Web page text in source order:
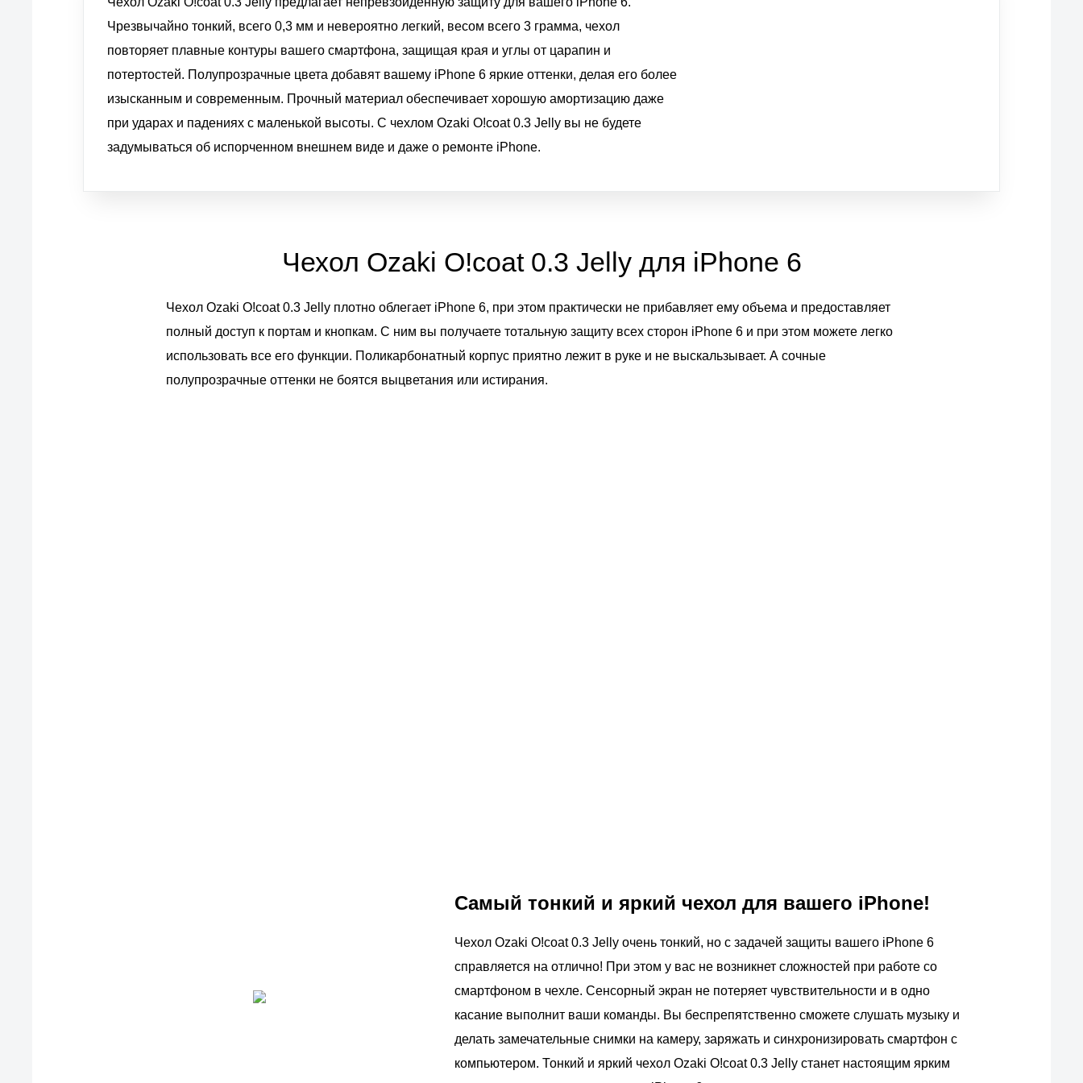
Чрезвычайно тонкий, всего 0,3 мм и невероятно легкий, весом всего 3 грамма, чехол
повторяет плавные контуры вашего смартфона, защищая края и углы от царапин и
потертостей. Полупрозрачные цвета добавят вашему iPhone 6 яркие оттенки, делая его более
изысканным и современным. Прочный материал обеспечивает хорошую амортизацию даже
при ударах и падениях с маленькой высоты. С чехлом Ozaki O!coat 0.3 Jelly вы не будете
задумываться об испорченном внешнем виде и даже о ремонте iPhone.
Чехол Ozaki O!coat 0.3 Jelly для iPhone 6
Чехол Ozaki O!coat 0.3 Jelly плотно облегает iPhone 6, при этом практически не прибавляет ему объема и предоставляет
полный доступ к портам и кнопкам. С ним вы получаете тотальную защиту всех сторон iPhone 6 и при этом можете легко
использовать все его функции. Поликарбонатный корпус приятно лежит в руке и не выскальзывает. А сочные
полупрозрачные оттенки не боятся выцветания или истирания.
Самый тонкий и яркий чехол для вашего iPhone!
Чехол Ozaki O!coat 0.3 Jelly очень тонкий, но с задачей защиты вашего iPhone 6
справляется на отлично! При этом у вас не возникнет сложностей при работе со
смартфоном в чехле. Сенсорный экран не потеряет чувствительности и в одно
касание выполнит ваши команды. Вы беспрепятственно сможете слушать музыку и
делать замечательные снимки на камеру, заряжать и синхронизировать смартфон с
компьютером. Тонкий и яркий чехол Ozaki O!coat 0.3 Jelly станет настоящим ярким